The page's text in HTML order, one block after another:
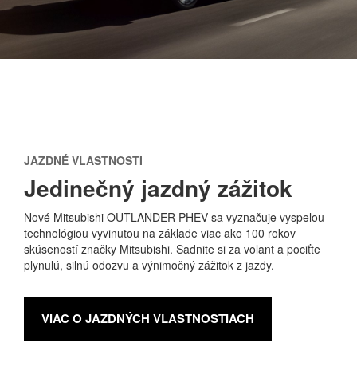
JAZDNÉ VLASTNOSTI
Jedinečný jazdný zážitok
Nové Mitsubishi OUTLANDER PHEV sa vyznačuje vyspelou
technológiou vyvinutou na základe viac ako 100 rokov
skúseností značky Mitsubishi. Sadnite si za volant a pociťte
plynulú, silnú odozvu a výnimočný zážitok z jazdy.
VIAC O JAZDNÝCH VLASTNOSTIACH